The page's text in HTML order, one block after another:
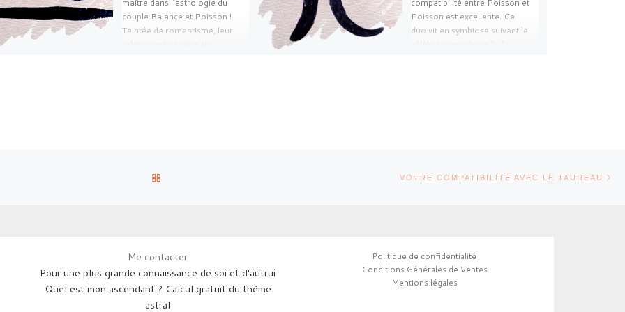
couple Balance et Poisson !
Teintée de romantisme, leur
Poisson est excellente. Ce
duo vit en symbiose suivant le
VOTRE COMPATIBILITÉ AVEC LE TAUREAU
Me contacter
Pour une plus grande connaissance de soi et d'autrui
Quel est mon ascendant ? Calcul gratuit du thème
astral
Politique de confidentialité
Conditions Générales de Ventes
Mentions légales